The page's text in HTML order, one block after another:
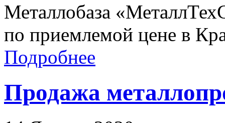
Металлобаза
по приемлемой цене в
Подробнее
Продажа